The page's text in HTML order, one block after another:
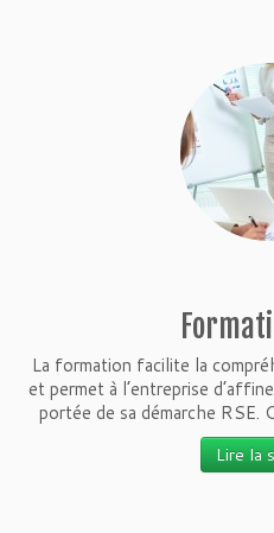
La formation facilite la
et permet à l’entreprise
portée de sa démarche RSE.
Lire la